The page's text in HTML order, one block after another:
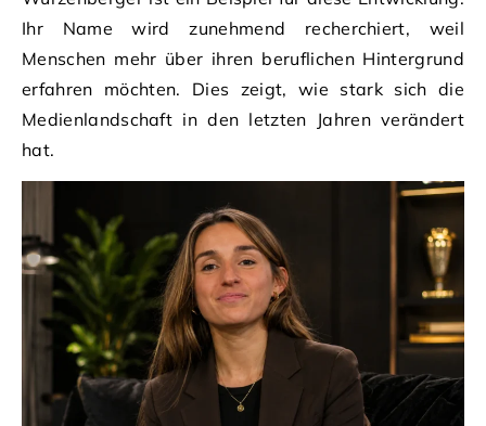
Ihr Name wird zunehmend recherchiert, weil
Menschen mehr über ihren beruflichen Hintergrund
erfahren möchten. Dies zeigt, wie stark sich die
Medienlandschaft in den letzten Jahren verändert
hat.